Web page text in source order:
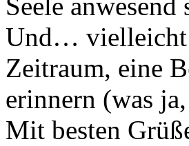
Seele anwesend
Und… vielleicht
Zeitraum, eine
erinnern (was
Mit besten